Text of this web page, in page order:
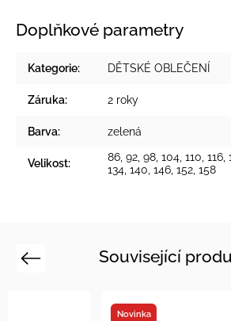
Doplňkové parametry
Kategorie: DĚTSKÉ OBLEČENÍ
Záruka: 2 roky
Barva: zelená
Velikost:
86, 92, 98, 104, 110, 116,
134, 140, 146, 152, 158
Související
Previous